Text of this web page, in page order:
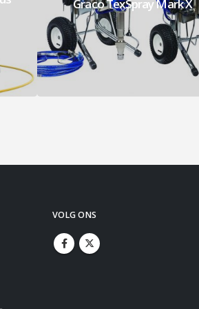
Graco TexSpray Mark VII
VOLG ONS